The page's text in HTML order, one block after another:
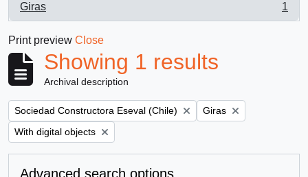
Giras
, 1 results
1
Print preview Close
Showing 1 results
Archival description
Remove filter:
Sociedad Constructora Eseval (Chile) Remove filter:
Giras
Remove filter:
With digital objects
Advanced search options